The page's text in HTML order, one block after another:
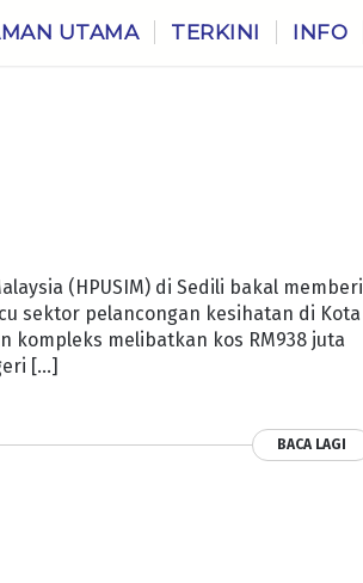
UTAMA TERKINI INFO
(HPUSIM) di Sedili bakal memberi
sektor pelancongan kesihatan di Kota
kompleks melibatkan kos RM938 juta
[…]
BACA LAGI